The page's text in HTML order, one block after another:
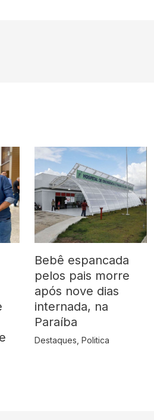
Bebê espancada
pelos pais morre
após nove dias
internada, na
Paraíba
Destaques Politica